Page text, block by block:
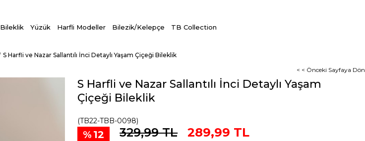
Bileklik Yüzük Harfli Modeller Bilezik/Kelepçe TB Collection
S Harfli ve Nazar Sallantılı İnci Detaylı Yaşam Çiçeği Bileklik
< < Önceki Sayfaya Dön
S Harfli ve Nazar Sallantılı İnci Detaylı Yaşam
Çiçeği Bileklik
(TB22-TBB-0098)
12 329,99 TL 289,99 TL